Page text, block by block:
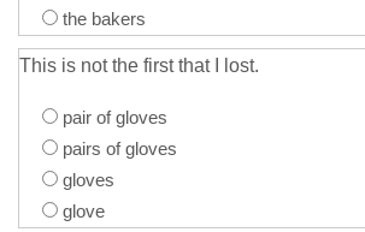
the bakers
This is not the first that I lost.
pair of gloves
pairs of gloves
gloves
glove